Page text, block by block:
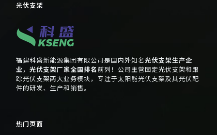
光伏支架
福建科盛新能源集团有限公司是国内外知名光伏支架生产企
业， 光伏支架厂家全国排名前列！公司主营固定光伏支架和跟
踪光伏支架两大业务模块，专注于太阳能光伏支架及其光伏配
件的研发、生产和销售。
热门页面